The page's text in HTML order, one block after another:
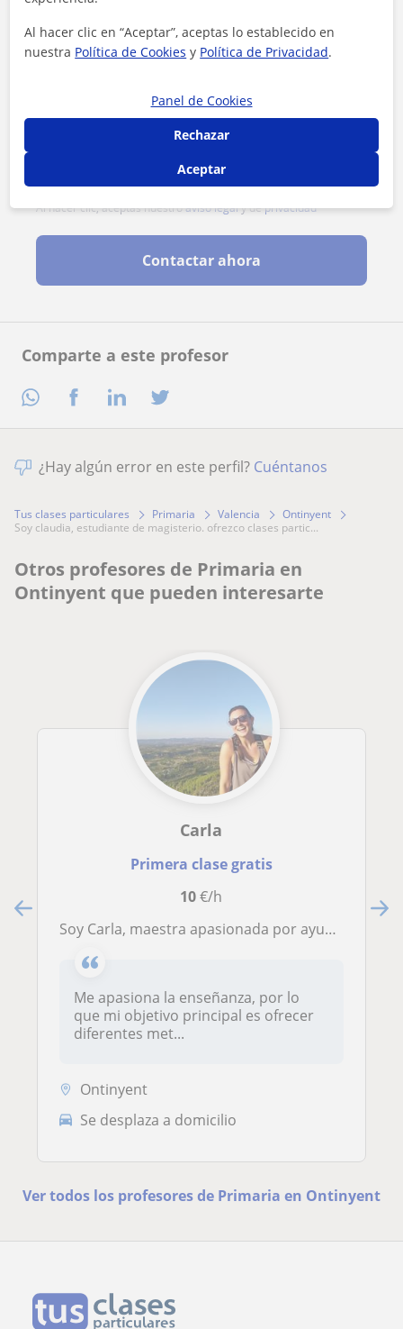
Comparte a este profesor
Al hacer clic, aceptas nuestroaviso legaly deprivacidad
Contactar ahora
¿Hay algún error en este perfil? Cuéntanos
Tus clases particulares Primaria Valencia
Ontinyent
soy claudia, estudiante de magisterio. ofrezco clases partic...
Otros profesores de Primaria en
Ontinyent que pueden interesarte
Carla
Primera clase gratis
10€/h
Soy Carla, maestra apasionada por ayudar a los estudiantes a alcanzar su máximo potencial. Me especializo en clases particulares.
Me apasiona la enseñanza, por lo
que mi objetivo principal es ofrecer
diferentes met...
Ontinyent
Se desplaza a domicilio
Ver todos los profesores de Primaria en Ontinyent
Al hacer clic en “Aceptar”, aceptas lo establecido en
nuestra Política de Cookies y Política de Privacidad.
Panel de Cookies
Rechazar
Aceptar